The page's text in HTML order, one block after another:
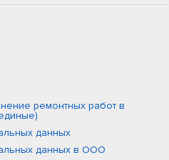
ремонтных работ в
данных
данных в ООО